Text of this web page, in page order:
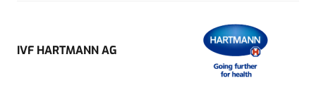
IVF HARTMANN AG